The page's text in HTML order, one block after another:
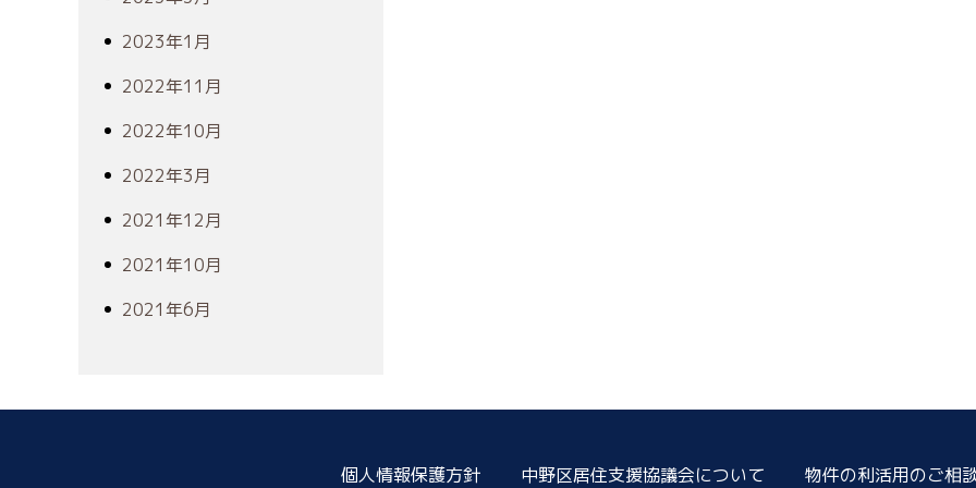
2023年1月
2022年11月
2022年10月
2022年3月
2021年12月
2021年10月
2021年6月
個人情報保護方針 中野区居住支援協議会について 物件の利活用のご相